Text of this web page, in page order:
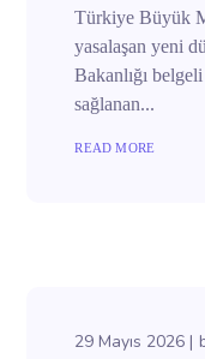
Türkiye Büyük
yasalaşan yeni
Bakanlığı
sağlanan...
READ MORE
29 Mayıs 2026